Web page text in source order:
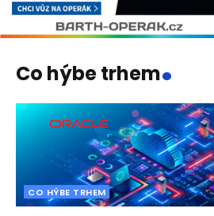
Co hýbe trhem.
CO HÝBE TRHEM